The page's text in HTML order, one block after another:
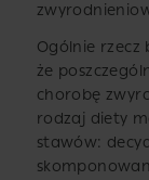
Ogólnie rzecz
że
chorobę
rodzaj diety
stawów: